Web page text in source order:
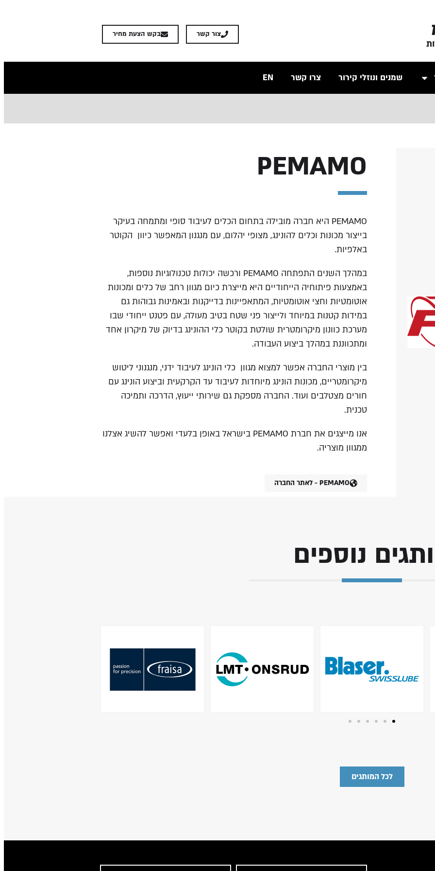
צור קשר בקש הצעת מחיר
שמנים ונוזלי קירור צרו קשר EN
PEMAMO
PEMAMO היא חברה מובילה בתחום הכלים לעיבוד סופי ומתמחה בעיקר
בייצור מכונות וכלים להונינג, מצופי יהלום, עם מנגנון המאפשר כיוון הקוטר
באלפיות.
במהלך השנים התפתחה PEMAMO ורכשה יכולות טכנולוגיות נוספות,
באמצעות פיתוחיה הייחודיים היא מייצרת כיום מגוון רחב של כלים ומכונות
אוטומטיות וחצי אוטומטיות, המתאפיינות בדייקנות ובאמינות גבוהות גם
במידות קטנות במיוחד ולייצור פני שטח בטיב מעולה, עם פטנט ייחודי שבו
מערכת כוונון מיקרומטרית שולטת בקוטר כלי ההונינג בדיוק של מיקרון אחד
ומתכווננת במהלך ביצוע העבודה.
בין מוצרי החברה אפשר למצוא מגוון כלי הונינג לעיבוד ידני, מנגנוני ליטוש
מיקרומטריים, מכונות הונינג מיוחדות לעיבוד עד הקרקעית וביצוע הונינג עם
חורים מצטלבים ועוד. החברה מספקת גם שירותי ייעוץ, הדרכה ותמיכה
טכנית.
אנו מייצגים את חברת PEMAMO בישראל באופן בלעדי ואפשר להשיג אצלנו
ממגוון מוצריה.
PEMAMO - לאתר החברה
נוספים
לכל המותגים